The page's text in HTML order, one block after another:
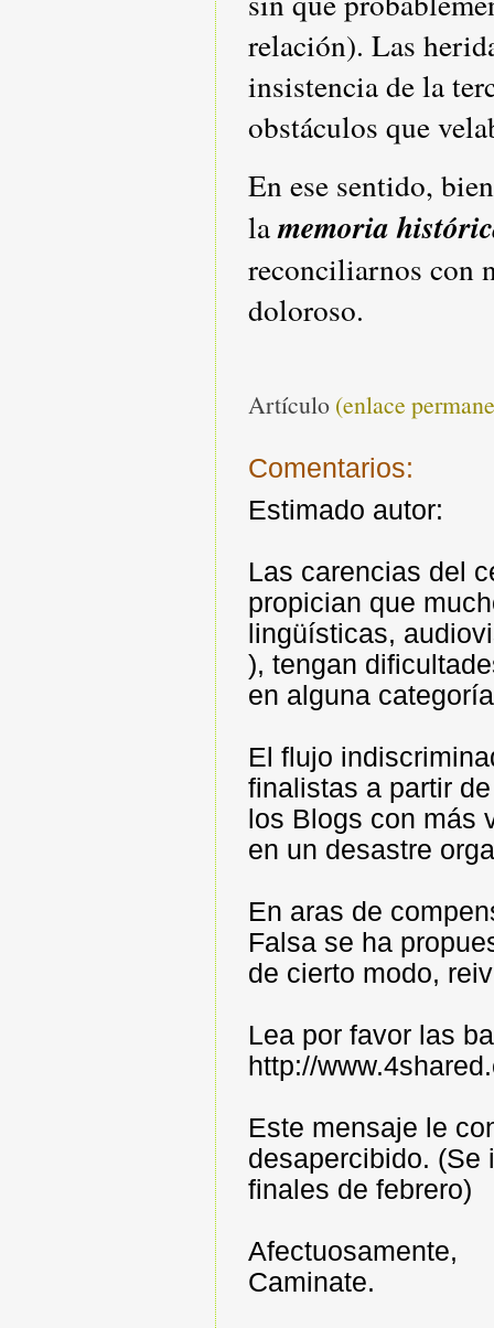
relación). Las
insistencia de la
obstáculos que
En ese sentido,
lamemoria
reconciliarnos con
doloroso.
Artículo (enlace
Comentarios:
Estimado autor:
Las carencias del
propician que
lingüísticas,
), tengan
en alguna
El flujo
finalistas a partir
los Blogs con más
en un desastre
En aras de
Falsa se ha
de cierto modo,
Lea por favor las
http://
Este mensaje le
desapercibido. (Se
finales de febrero)
Afectuosamente,
Caminate.